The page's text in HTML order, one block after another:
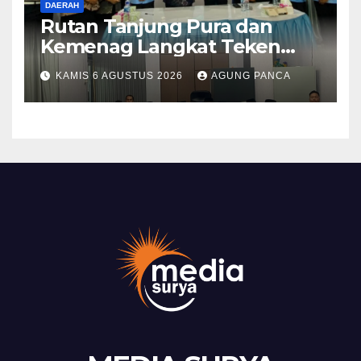
DAERAH
Rutan Tanjung Pura dan
Kemenag Langkat Teken
PKS Pembinaan Kerohanian
Warga Binaan
KAMIS 6 AGUSTUS 2026 AGUNG PANCA